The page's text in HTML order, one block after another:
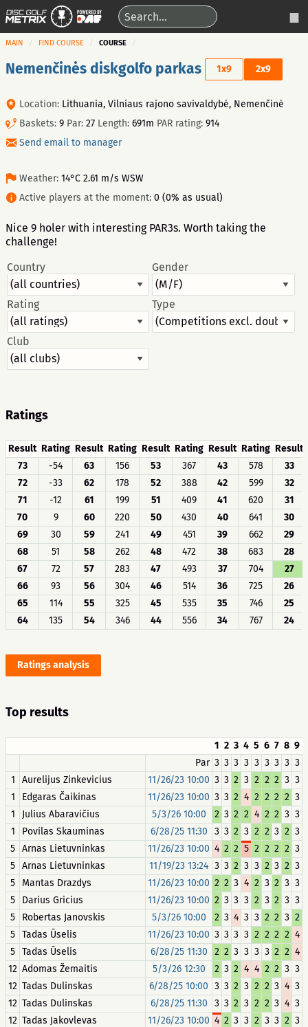
MAIN FIND COURSE COURSE
Nemenčinės diskgolfo parkas 1x9 2x9
Location: Lithuania, Vilniaus rajono savivaldybė, Nemenčinė
Baskets: 9 Par: 27 Length: 691m PAR rating: 914
Send email to manager
Weather: 14°C 2.61 m/s WSW
Active players at the moment: 0 (0% as usual)
Nice 9 holer with interesting PAR3s. Worth taking the
challenge!
Country
Gender
Rating Type
Club
Ratings
Result Rating Result Rating Result Rating Result Rating Result
73
-54 63 156 53 367 43 578
33
72
-33 62 178 52 388 42 599
32
71
-12 61 199 51 409 41 620
31
70
9 60 220 50 430 40 641
30
69
30 59 241 49 451 39 662
29
68
51 58 262 48 472 38 683
28
67
72 57 283 47 493 37 704
27
66
93 56 304 46 514 36 725
26
65
114 55 325 45 535 35 746
25
64
135 54 346 44 556 34 767 24
Ratings analysis
Top results
1 2 3 4 5 6 7 8 9
Par 3 3 3 3 3 3 3 3 3
1
Aurelijus Zinkevicius 11/26/23 10:00 3 3 2 3 2 2 2 3 3
1
Edgaras Čaikinas 11/26/23 10:00 3 3 2 4 2 2 2 2 3
1
Julius Abaravičius 5/3/26 10:00 2 3 2 2 4 2 2 3 3
1
Povilas Skauminas 6/28/25 11:30 3 3 2 3 2 2 3 2 3
5 Arnas Lietuvninkas 11/26/23 10:00 4 2 2 5 2 2 2 2 3
5 Arnas Lietuvninkas 11/19/23 13:24 3 3 2 3 3 2 3 2 3
5
Mantas Drazdys 11/26/23 10:00 2 2 3 4 2 3 2 3 3
5
Darius Gricius 11/26/23 10:00 2 3 3 3 2 3 2 3 3
5
Robertas Janovskis 5/3/26 10:00 2 3 4 3 3 2 2 3 2
5 Tadas Ūselis 11/26/23 10:00 3 3 3 3 2 2 2 2 4
5 Tadas Ūselis 6/28/25 11:30 2 2 3 3 3 3 2 2 4
12 Adomas Žemaitis 5/3/26 12:30 2 3 2 4 4 2 2 3 3
12 Tadas Dulinskas 6/28/25 10:00 3 3 2 3 2 2 3 4 3
12 Tadas Dulinskas 6/28/25 11:30 3 3 2 3 2 2 3 4 3
12 Tadas Jakovlevas 11/26/23 10:00 4 2 3 3 2 3 3 2 3